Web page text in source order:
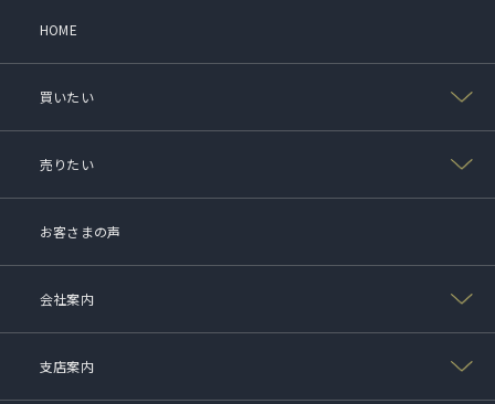
HOME
買いたい
売りたい
お客さまの声
会社案内
支店案内